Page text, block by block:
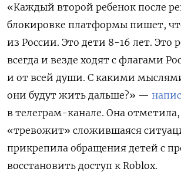
«Каждый второй ребенок после
блокировке платформы пишет,
из России. Это дети 8-16 лет. Это
всегда и везде ходят с флагами
и от всей души. С какими
они будут жить дальше?» —
в телеграм-канале. Она отметила,
«тревожит» сложившаяся
прикрепила обращения детей с
восстановить доступ к Roblox.